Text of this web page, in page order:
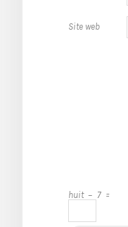
Site web
huit − 7 =